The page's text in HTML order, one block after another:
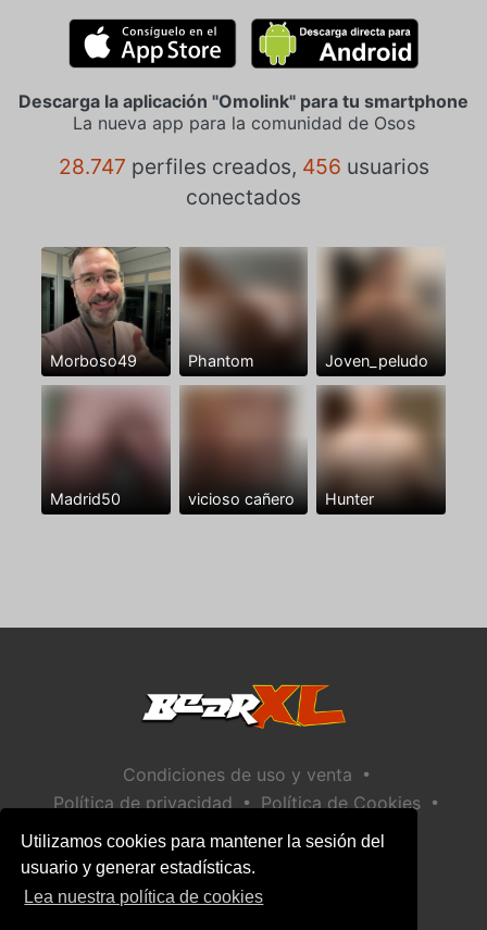
Utilizamos cookies para mantener la sesión del
usuario y generar estadísticas.
Lea nuestra política de cookies
Descarga la aplicación "Omolink" para tu smartphone
La nueva app para la comunidad de Osos
28.747 perfiles creados, 456 usuarios
conectados
Morboso49 Phantom Joven_peludo
Madrid50 vicioso cañero Hunter
Condiciones de uso y venta •
Política de privacidad • Política de Cookies •
Política de seguridad infantil
Ayuda / Contactar